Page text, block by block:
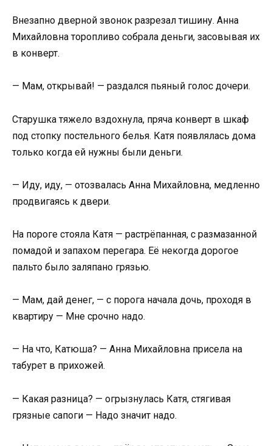
Внезапно дверной звонок разрезал тишину. Анна
Михайловна торопливо собрала деньги, засовывая их
в конверт.
— Мам, открывай! — раздался пьяный голос дочери.
Старушка тяжело вздохнула, пряча конверт в шкаф
под стопку постельного белья. Катя появлялась дома
только когда ей нужны были деньги.
— Иду, иду, — отозвалась Анна Михайловна, медленно
продвигаясь к двери.
На пороге стояла Катя — растрёпанная, с размазанной
помадой и запахом перегара. Её некогда дорогое
пальто было заляпано грязью.
— Мам, дай денег, — с порога начала дочь, проходя в
квартиру — Мне срочно надо.
— На что, Катюша? — Анна Михайловна присела на
табурет в прихожей.
— Какая разница? — огрызнулась Катя, стягивая
грязные сапоги — Надо значит надо.